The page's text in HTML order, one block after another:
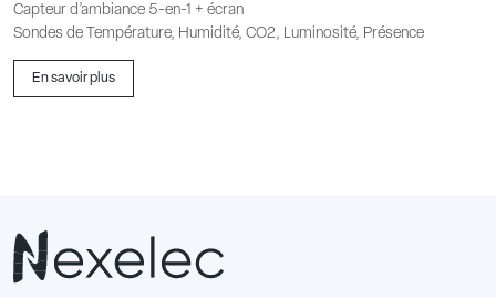
Capteur d’ambiance 5-en-1 + écran
Sondes de Température, Humidité, CO2, Luminosité, Présence
En savoir plus